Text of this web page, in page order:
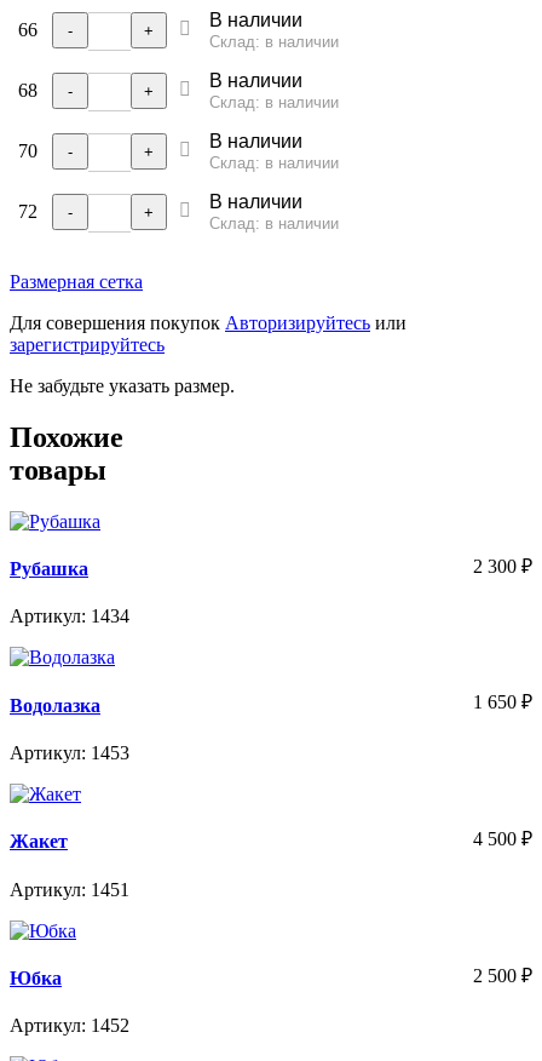
66 - + В наличии
Склад: в наличии
68 - + В наличии
Склад: в наличии
70 - + В наличии
Склад: в наличии
72 - + В наличии
Склад: в наличии
Размерная сетка
Для совершения покупок Авторизируйтесь или
зарегистрируйтесь
Не забудьте указать размер.
Похожие
товары
Рубашка
Артикул: 1434
2 300 ₽
Водолазка
Артикул: 1453
1 650 ₽
Жакет
Артикул: 1451
4 500 ₽
Юбка
Артикул: 1452
2 500 ₽